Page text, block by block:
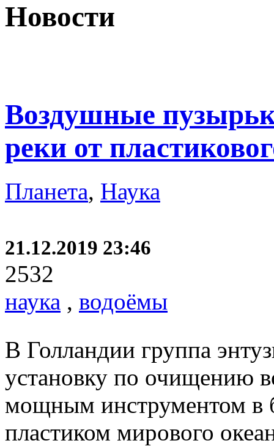
Новости
Воздушные
реки от
Планета, Наука
21.12.2019 23:46
2532
наука , водоёмы
В Голландии группа
установку по очищению
мощным инструментом в
пластиком мирового